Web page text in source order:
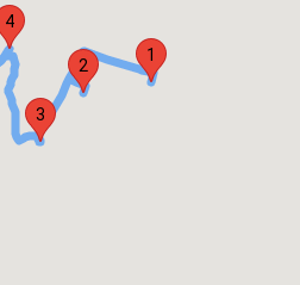
1
2
3
4